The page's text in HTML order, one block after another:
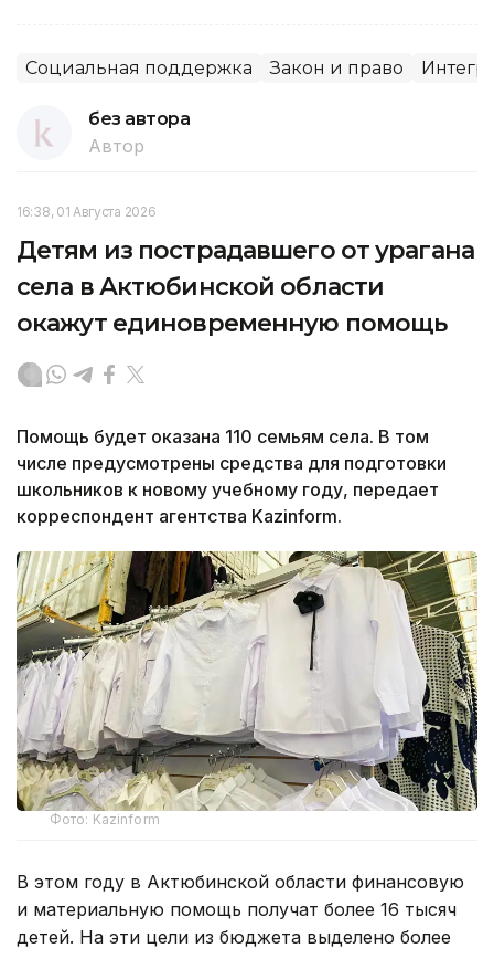
Социальная поддержка Закон и право
без автора
Автор
16:38, 01 Августа 2026
Детям из пострадавшего от урагана
села в Актюбинской области
окажут единовременную помощь
Помощь будет оказана 110 семьям села. В том
числе предусмотрены средства для подготовки
школьников к новому учебному году, передает
корреспондент агентства Kazinform.
Фото: Kazinform
В этом году в Актюбинской области финансовую
и материальную помощь получат более 16 тысяч
детей. На эти цели из бюджета выделено более